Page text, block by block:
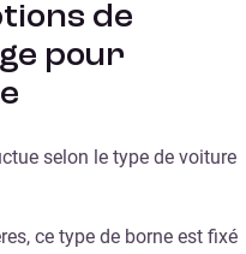
de
pour
selon le type de voiture
ce type de borne est fixé